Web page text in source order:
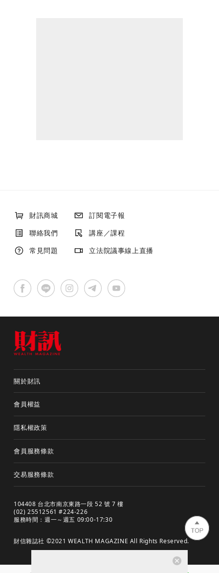
財訊商城
訂閱電子報
聯絡我們
講座／課程
常見問題
立法院議事線上直播
關於財訊
會員權益
隱私權政策
會員服務條款
交易服務條款
104408 台北市南京東路一段 52 號 7 樓
(02) 25512561 #224-226
服務時間：週一～週五 09:00-17:30
財信雜誌社 ©2021 WEALTH MAGAZINE All Rights Reserved.